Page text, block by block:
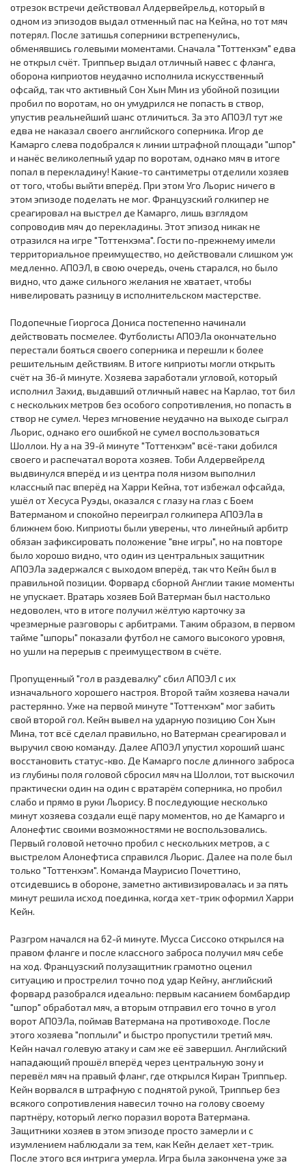
отрезок встречи действовал Алдервейрельд, который в
одном из эпизодов выдал отменный пас на Кейна, но тот мяч
потерял. После затишья соперники встрепенулись,
обменявшись голевыми моментами. Сначала "Тоттенхэм" едва
не открыл счёт. Триппьер выдал отличный навес с фланга,
оборона киприотов неудачно исполнила искусственный
офсайд, так что активный Сон Хын Мин из убойной позиции
пробил по воротам, но он умудрился не попасть в створ,
упустив реальнейший шанс отличиться. За это АПОЭЛ тут же
едва не наказал своего английского соперника. Игор де
Камарго слева подобрался к линии штрафной площади "шпор"
и нанёс великолепный удар по воротам, однако мяч в итоге
попал в перекладину! Какие-то сантиметры отделили хозяев
от того, чтобы выйти вперёд. При этом Уго Льорис ничего в
этом эпизоде поделать не мог. Французский голкипер не
среагировал на выстрел де Камарго, лишь взглядом
сопроводив мяч до перекладины. Этот эпизод никак не
отразился на игре "Тоттенхэма". Гости по-прежнему имели
территориальное преимущество, но действовали слишком уж
медленно. АПОЭЛ, в свою очередь, очень старался, но было
видно, что даже сильного желания не хватает, чтобы
нивелировать разницу в исполнительском мастерстве.
Подопечные Гиоргоса Дониса постепенно начинали
действовать посмелее. Футболисты АПОЭЛа окончательно
перестали бояться своего соперника и перешли к более
решительным действиям. В итоге киприоты могли открыть
счёт на 36-й минуте. Хозяева заработали угловой, который
исполнил Захид, выдавший отличный навес на Карлао, тот бил
с нескольких метров без особого сопротивления, но попасть в
створ не сумел. Через мгновение неудачно на выходе сыграл
Льорис, однако его ошибкой не сумел воспользоваться
Шоллои. Ну а на 39-й минуте "Тоттенхэм" всё-таки добился
своего и распечатал ворота хозяев. Тоби Алдервейрелд
выдвинулся вперёд и из центра поля низом выполнил
классный пас вперёд на Харри Кейна, тот избежал офсайда,
ушёл от Хесуса Руэды, оказался с глазу на глаз с Боем
Ватерманом и спокойно переиграл голкипера АПОЭЛа в
ближнем бою. Киприоты были уверены, что линейный арбитр
обязан зафиксировать положение "вне игры", но на повторе
было хорошо видно, что один из центральных защитник
АПОЭЛа задержался с выходом вперёд, так что Кейн был в
правильной позиции. Форвард сборной Англии такие моменты
не упускает. Вратарь хозяев Бой Ватерман был настолько
недоволен, что в итоге получил жёлтую карточку за
чрезмерные разговоры с арбитрами. Таким образом, в первом
тайме "шпоры" показали футбол не самого высокого уровня,
но ушли на перерыв с преимуществом в счёте.
Пропущенный "гол в раздевалку" сбил АПОЭЛ с их
изначального хорошего настроя. Второй тайм хозяева начали
растерянно. Уже на первой минуте "Тоттенхэм" мог забить
свой второй гол. Кейн вывел на ударную позицию Сон Хын
Мина, тот всё сделал правильно, но Ватерман среагировал и
выручил свою команду. Далее АПОЭЛ упустил хороший шанс
восстановить статус-кво. Де Камарго после длинного заброса
из глубины поля головой сбросил мяч на Шоллои, тот выскочил
практически один на один с вратарём соперника, но пробил
слабо и прямо в руки Льорису. В последующие несколько
минут хозяева создали ещё пару моментов, но де Камарго и
Алонефтис своими возможностями не воспользовались.
Первый головой неточно пробил с нескольких метров, а с
выстрелом Алонефтиса справился Льорис. Далее на поле был
только "Тоттенхэм". Команда Маурисио Почеттино,
отсидевшись в обороне, заметно активизировалась и за пять
минут решила исход поединка, когда хет-трик оформил Харри
Кейн.
Разгром начался на 62-й минуте. Мусса Сиссоко открылся на
правом фланге и после классного заброса получил мяч себе
на ход. Французский полузащитник грамотно оценил
ситуацию и прострелил точно под удар Кейну, английский
форвард разобрался идеально: первым касанием бомбардир
"шпор" обработал мяч, а вторым отправил его точно в угол
ворот АПОЭЛа, поймав Ватермана на противоходе. После
этого хозяева "поплыли" и быстро пропустили третий мяч.
Кейн начал голевую атаку и сам же её завершил. Английский
нападающий прошёл вперёд через центральную зону и
перевёл мяч на правый фланг, где открылся Киран Триппьер.
Кейн ворвался в штрафную с поднятой рукой, Триппьер без
всякого сопротивления навесил точно на голову своему
партнёру, который легко поразил ворота Ватермана.
Защитники хозяев в этом эпизоде просто замерли и с
изумлением наблюдали за тем, как Кейн делает хет-трик.
После этого вся интрига умерла. Игра была закончена уже за